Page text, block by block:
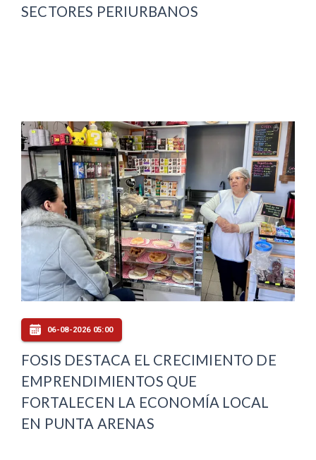
SECTORES PERIURBANOS
06-08-2026 05:00
FOSIS DESTACA EL CRECIMIENTO DE
EMPRENDIMIENTOS QUE
FORTALECEN LA ECONOMÍA LOCAL
EN PUNTA ARENAS